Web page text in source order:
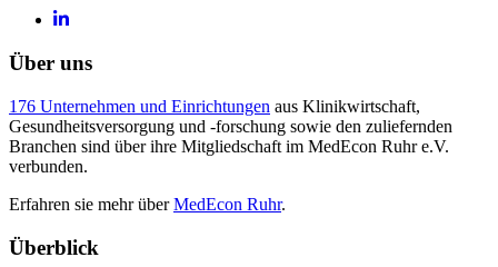
Über uns
176 Unternehmen und Einrichtungen aus Klinikwirtschaft,
Gesundheitsversorgung und -forschung sowie den zuliefernden
Branchen sind über ihre Mitgliedschaft im MedEcon Ruhr e.V.
verbunden.
Erfahren sie mehr überMedEcon Ruhr.
Überblick